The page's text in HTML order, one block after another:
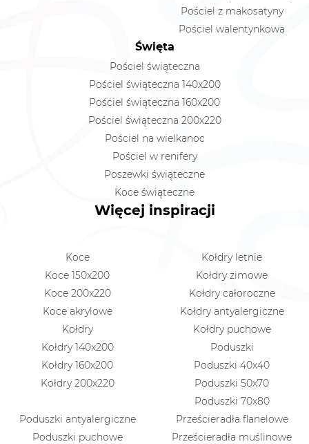
Pościel z makosatyny
Pościel walentynkowa
Święta
Pościel świąteczna
Pościel świąteczna 140x200
Pościel świąteczna 160x200
Pościel świąteczna 200x220
Pościel na wielkanoc
Pościel w renifery
Poszewki świąteczne
Koce świąteczne
Więcej inspiracji
Koce
Koce 150x200
Koce 200x220
Koce akrylowe
Kołdry
Kołdry 140x200
Kołdry 160x200
Kołdry 200x220
Kołdry letnie
Kołdry zimowe
Kołdry całoroczne
Kołdry antyalergiczne
Kołdry puchowe
Poduszki
Poduszki 40x40
Poduszki 50x70
Poduszki 70x80
Poduszki antyalergiczne
Poduszki puchowe
Prześcieradła flanelowe
Prześcieradła muślinowe